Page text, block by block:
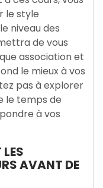
le style
niveau des
de vous
association et
le mieux à vos
pas à explorer
le temps de
à vos
AVANT DE